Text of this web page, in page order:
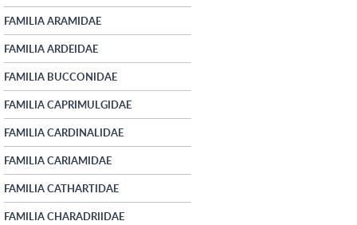
FAMILIA ARAMIDAE
FAMILIA ARDEIDAE
FAMILIA BUCCONIDAE
FAMILIA CAPRIMULGIDAE
FAMILIA CARDINALIDAE
FAMILIA CARIAMIDAE
FAMILIA CATHARTIDAE
FAMILIA CHARADRIIDAE